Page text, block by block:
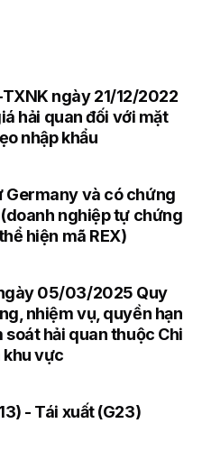
ngày 21/12/2022
hải quan đối với mặt
nhập khẩu
Germany và có chứng
nghiệp tự chứng
hiện mã REX)
05/03/2025 Quy
nhiệm vụ, quyền hạn
hải quan thuộc Chi
khu vực
- Tái xuất (G23)